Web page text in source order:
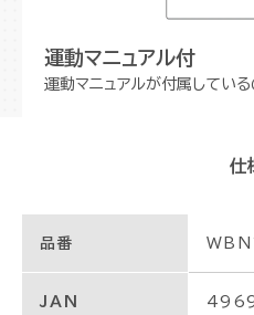
運動マニュアル付
運動マニュアルが付属してい
仕
品番
JAN